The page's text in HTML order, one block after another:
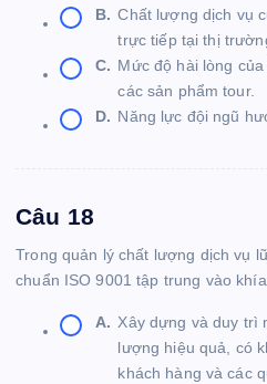
B. Chất lượng dịch vụ
trực tiếp tại thị
C. Mức độ hài lòng
các sản phẩm tour.
D. Năng lực đội ngũ
Câu 18
Trong quản lý chất lượng dịch vụ
chuẩn ISO 9001 tập trung vào
A. Xây dựng và duy trì
lượng hiệu quả, có
khách hàng và các